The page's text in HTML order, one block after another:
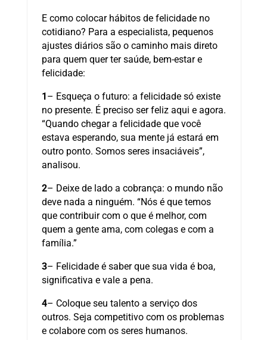
E como colocar hábitos de felicidade no
cotidiano? Para a especialista, pequenos
ajustes diários são o caminho mais direto
para quem quer ter saúde, bem-estar e
felicidade:
1– Esqueça o futuro: a felicidade só existe
no presente. É preciso ser feliz aqui e agora.
“Quando chegar a felicidade que você
estava esperando, sua mente já estará em
outro ponto. Somos seres insaciáveis”,
analisou.
2– Deixe de lado a cobrança: o mundo não
deve nada a ninguém. “Nós é que temos
que contribuir com o que é melhor, com
quem a gente ama, com colegas e com a
família.”
3– Felicidade é saber que sua vida é boa,
significativa e vale a pena.
4– Coloque seu talento a serviço dos
outros. Seja competitivo com os problemas
e colabore com os seres humanos.